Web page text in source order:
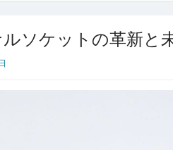
ソケットの革新と